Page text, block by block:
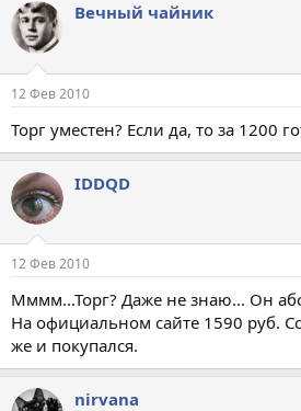
Вечный чайник
12 Фев 2010
Торг уместен? Если да, то за 1200
IDDQD
12 Фев 2010
Мммм...Торг? Даже не знаю... Он
На официальном сайте 1590 руб.
же и покупался.
nirvana